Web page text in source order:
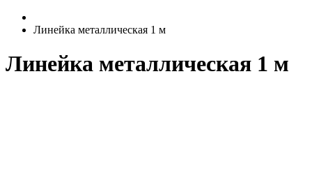
Линейка металлическая 1 м
Линейка металлическая 1 м